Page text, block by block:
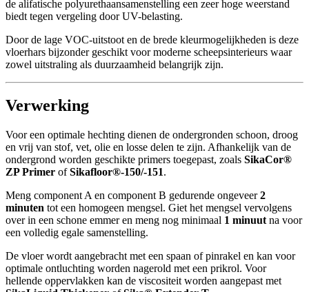
de alifatische polyurethaansamenstelling een zeer hoge weerstand
biedt tegen vergeling door UV-belasting.
Door de lage VOC-uitstoot en de brede kleurmogelijkheden is deze
vloerhars bijzonder geschikt voor moderne scheepsinterieurs waar
zowel uitstraling als duurzaamheid belangrijk zijn.
Verwerking
Voor een optimale hechting dienen de ondergronden schoon, droog
en vrij van stof, vet, olie en losse delen te zijn. Afhankelijk van de
ondergrond worden geschikte primers toegepast, zoals SikaCor®
ZP Primer ofSikafloor®-150/-151.
Meng component A en component B gedurende ongeveer2
minuten tot een homogeen mengsel. Giet het mengsel vervolgens
over in een schone emmer en meng nog minimaal 1 minuut na voor
een volledig egale samenstelling.
De vloer wordt aangebracht met een spaan of pinrakel en kan voor
optimale ontluchting worden nagerold met een prikrol. Voor
hellende oppervlakken kan de viscositeit worden aangepast met